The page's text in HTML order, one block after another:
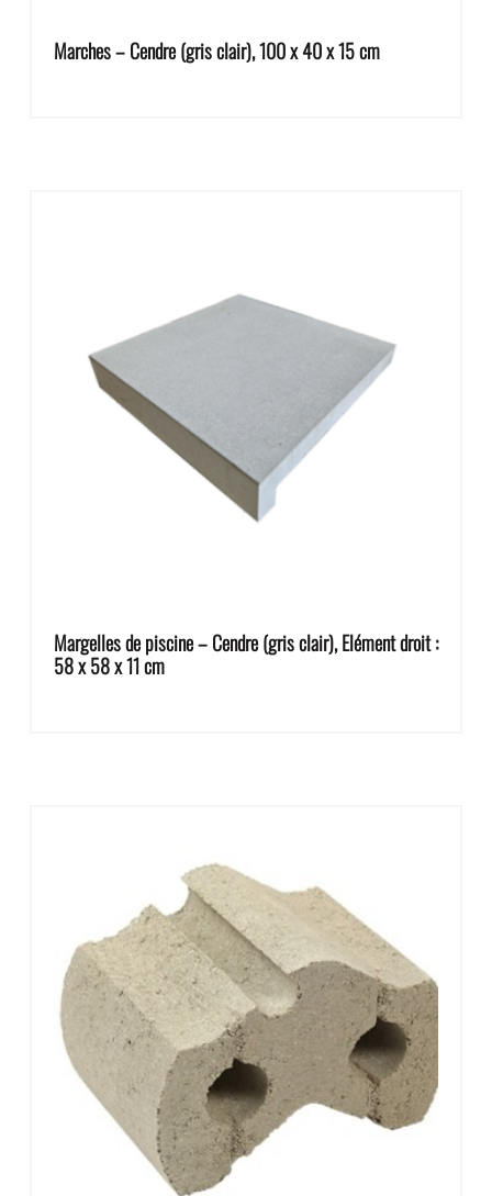
Marches – Cendre (gris clair), 100 x 40 x 15 cm
Margelles de piscine – Cendre (gris clair), Elément droit :
58 x 58 x 11 cm